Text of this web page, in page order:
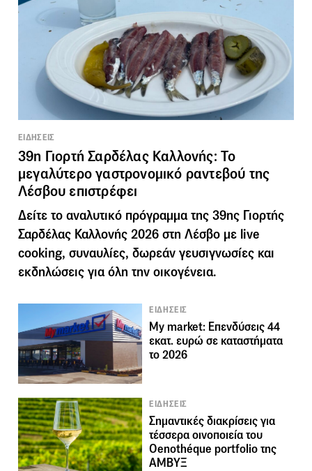
ΕΙΔΗΣΕΙΣ
39η Γιορτή Σαρδέλας Καλλονής: Το
μεγαλύτερο γαστρονομικό ραντεβού της
Λέσβου επιστρέφει
Δείτε το αναλυτικό πρόγραμμα της 39ης Γιορτής
Σαρδέλας Καλλονής 2026 στη Λέσβο με live
cooking, συναυλίες, δωρεάν γευσιγνωσίες και
εκδηλώσεις για όλη την οικογένεια.
ΕΙΔΗΣΕΙΣ
My market: Επενδύσεις 44
εκατ. ευρώ σε καταστήματα
το 2026
ΕΙΔΗΣΕΙΣ
Σημαντικές διακρίσεις για
τέσσερα οινοποιεία του
Oenothéque portfolio της
ΑΜΒΥΞ